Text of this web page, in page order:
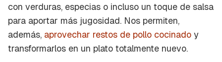
con verduras, especias o incluso un toque de salsa
para aportar más jugosidad. Nos permiten,
además, aprovechar restos de pollo cocinado y
transformarlos en un plato totalmente nuevo.